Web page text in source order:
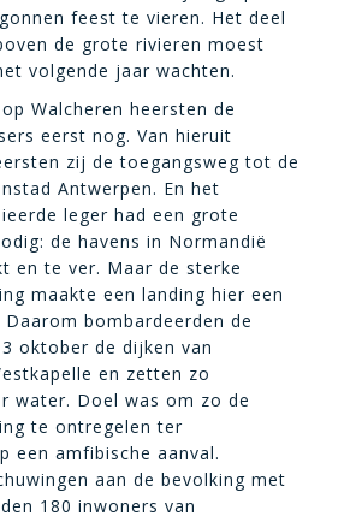
feest te vieren. Het deel
de grote rivieren moest
volgende jaar wachten.
Walcheren heersten de
eerst nog. Van hieruit
zij de toegangsweg tot de
Antwerpen. En het
leger had een grote
de havens in Normandië
en te ver. Maar de sterke
maakte een landing hier een
bombardeerden de
oktober de dijken van
en zetten zo
water. Doel was om zo de
te ontregelen ter
een amfibische aanval.
aan de bevolking met
180 inwoners van